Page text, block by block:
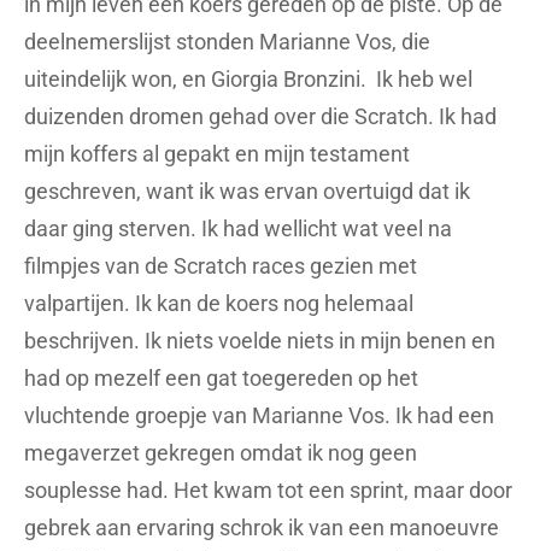
deelnemerslijst stonden Marianne Vos, die
uiteindelijk won, en Giorgia Bronzini. Ik heb wel
duizenden dromen gehad over die Scratch. Ik had
mijn koffers al gepakt en mijn testament
geschreven, want ik was ervan overtuigd dat ik
daar ging sterven. Ik had wellicht wat veel na
filmpjes van de Scratch races gezien met
valpartijen. Ik kan de koers nog helemaal
beschrijven. Ik niets voelde niets in mijn benen en
had op mezelf een gat toegereden op het
vluchtende groepje van Marianne Vos. Ik had een
megaverzet gekregen omdat ik nog geen
souplesse had. Het kwam tot een sprint, maar door
gebrek aan ervaring schrok ik van een manoeuvre